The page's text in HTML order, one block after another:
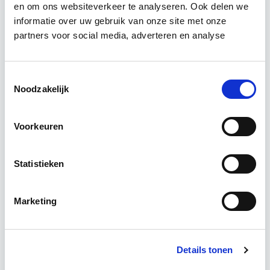
en om ons websiteverkeer te analyseren. Ook delen we
informatie over uw gebruik van onze site met onze
partners voor social media, adverteren en analyse
Noodzakelijk
Voorkeuren
Statistieken
Marketing
Details tonen
Relevant bij dit artikel
Projectleider Vastgoed
ontwikkelen. De principes van PRINCE2, Lean en
di 22 sep 2026 - Utrecht